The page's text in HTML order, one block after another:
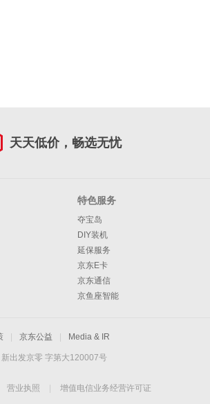
天天低价，畅选无忧
特色服务
夺宝岛
DIY装机
延保服务
京东E卡
京东通信
京鱼座智能
京东公益 Media & IR
新出发京零 字第大120007号
营业执照
增值电信业务经营许可证